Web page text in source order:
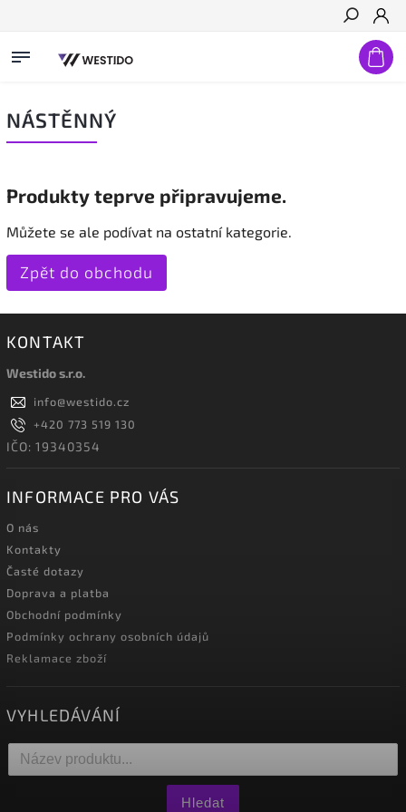
Hledat
NÁSTĚNNÝ
Produkty teprve připravujeme.
Můžete se ale podívat na ostatní kategorie.
Zpět do obchodu
KONTAKT
Westido s.r.o.
info@westido.cz
+420 773 519 130
IČO: 19340354
INFORMACE PRO VÁS
O nás
Kontakty
Časté dotazy
Doprava a platba
Obchodní podmínky
Podmínky ochrany osobních údajů
Reklamace zboží
VYHLEDÁVÁNÍ
Hledat